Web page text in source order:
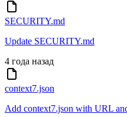
SECURITY.md
Update SECURITY.md
4 года назад
context7.json
Add context7.json with URL